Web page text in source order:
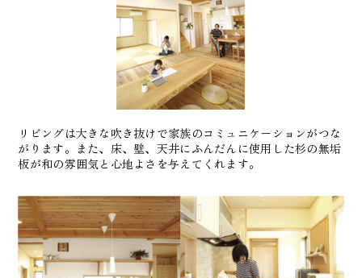
リビングは大きな吹き抜けで家族のコミュニケーションがつな
がります。また、床、壁、天井にふんだんに使用した杉の無垢
板が和の雰囲気と心地よさを与えてくれます。